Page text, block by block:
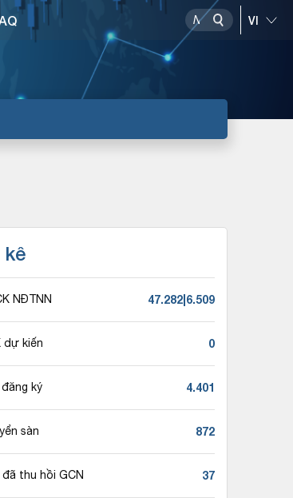
kê
NĐTNN 47.282|6.509
dự kiến 0
đăng ký 4.401
sàn 872
thu hồi GCN 37